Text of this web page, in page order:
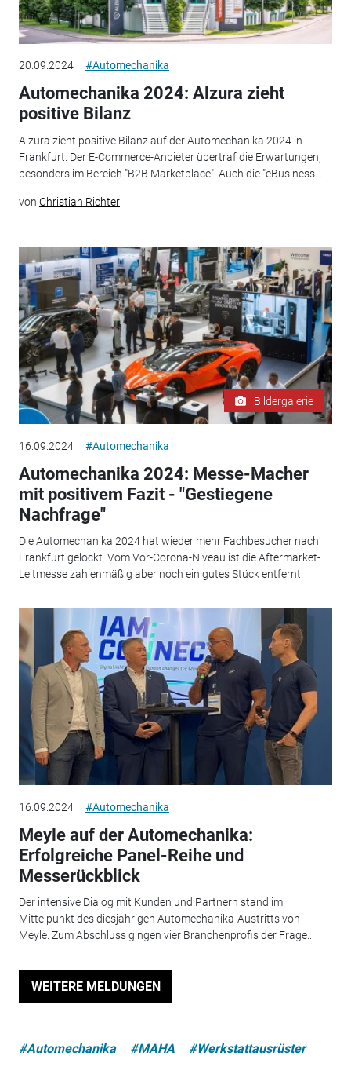
20.09.2024 #Automechanika
Automechanika 2024: Alzura zieht
positive Bilanz
Alzura zieht positive Bilanz auf der Automechanika 2024 in
Frankfurt. Der E-Commerce-Anbieter übertraf die Erwartungen,
besonders im Bereich "B2B Marketplace". Auch die "eBusiness...
von Christian Richter
Bildergalerie
16.09.2024 #Automechanika
Automechanika 2024: Messe-Macher
mit positivem Fazit - "Gestiegene
Nachfrage"
Die Automechanika 2024 hat wieder mehr Fachbesucher nach
Frankfurt gelockt. Vom Vor-Corona-Niveau ist die Aftermarket-
Leitmesse zahlenmäßig aber noch ein gutes Stück entfernt.
16.09.2024 #Automechanika
Meyle auf der Automechanika:
Erfolgreiche Panel-Reihe und
Messerückblick
Der intensive Dialog mit Kunden und Partnern stand im
Mittelpunkt des diesjährigen Automechanika-Austritts von
Meyle. Zum Abschluss gingen vier Branchenprofis der Frage...
WEITERE MELDUNGEN
#Automechanika #MAHA #Werkstattausrüster